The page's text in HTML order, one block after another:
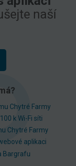
naší
Chytré Farmy
k Wi-Fi síti
Chytré Farmy
aplikaci
Bargrafu